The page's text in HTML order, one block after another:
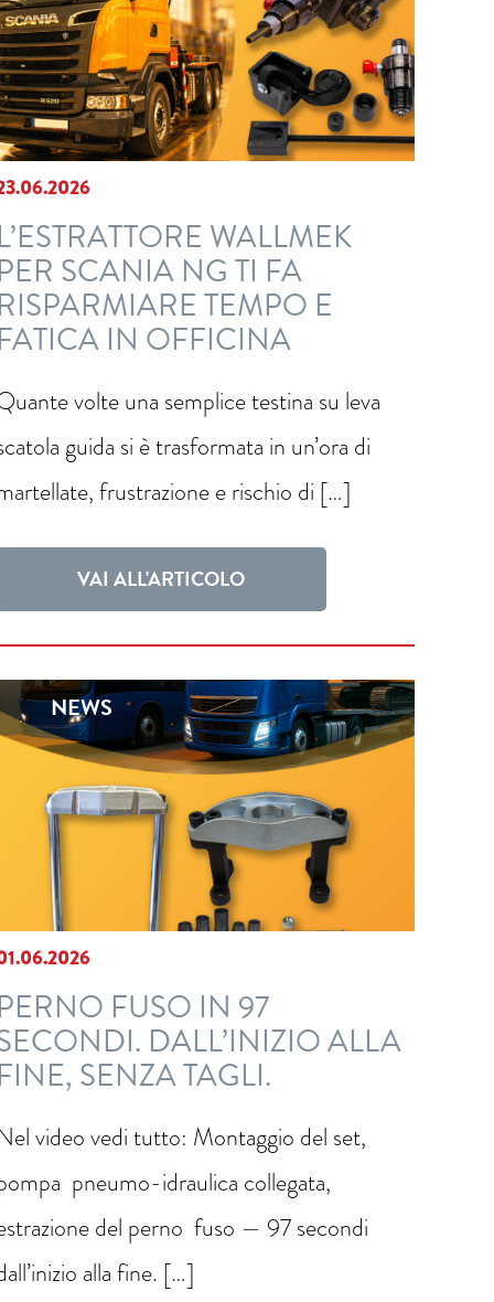
L’ESTRATTORE WALLMEK
PER SCANIA NG TI FA
RISPARMIARE TEMPO E
FATICA IN OFFICINA
volte una semplice testina su leva
guida si è trasformata in un’ora di
frustrazione e rischio di […]
VAI ALL'ARTICOLO
NEWS
PERNO FUSO IN 97
DALL’INIZIO ALLA
FINE, SENZA TAGLI.
video vedi tutto: Montaggio del set,
pneumo-idraulica collegata,
del perno fuso — 97 secondi
alla fine. […]